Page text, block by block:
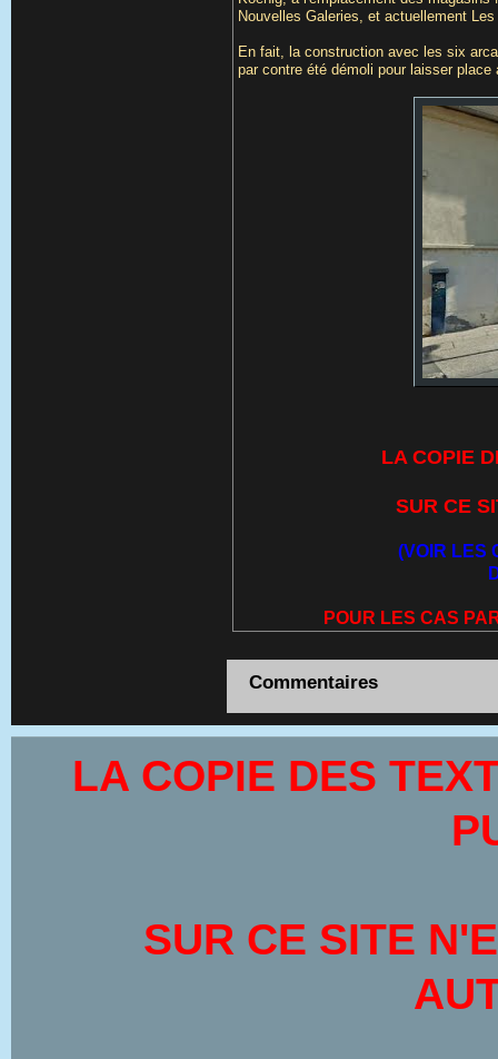
Nouvelles Galeries, et actuellement
En fait, la construction avec les six
par contre été démoli pour laisser
LA COPIE
SUR CE
(VOIR LES
POUR LES CAS
Commentaires
LA COPIE DES
SUR CE SITE